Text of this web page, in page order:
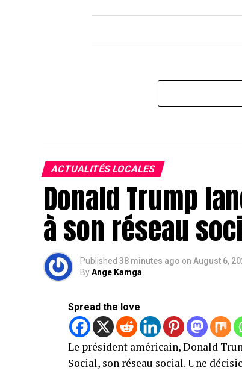
ACTUALITÉS LOCALES
Donald Trump
à son réseau
Published 38 minutes ago on August 6,
ByAnge Kamga
Spread the love
Le président américain, Donald
Social, son réseau social. Une